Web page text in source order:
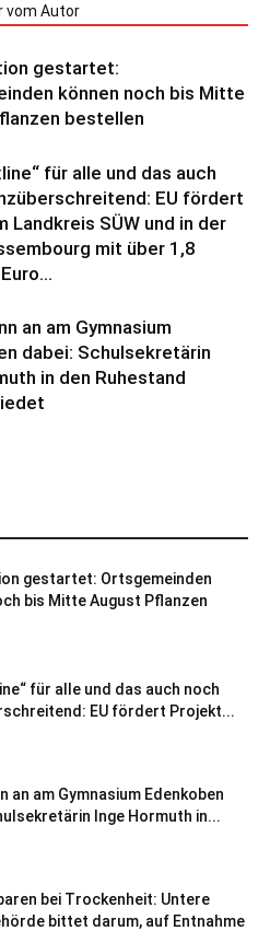
vom Autor
gestartet:
können noch bis Mitte
bestellen
für alle und das auch
EU fördert
Landkreis SÜW und in der
mit über 1,8
an am Gymnasium
dabei: Schulsekretärin
in den Ruhestand
gestartet: Ortsgemeinden
bis Mitte August Pflanzen
für alle und das auch noch
EU fördert Projekt...
an am Gymnasium Edenkoben
Inge Hormuth in...
bei Trockenheit: Untere
bittet darum, auf Entnahme